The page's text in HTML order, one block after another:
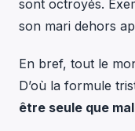
sont octroyés.
son mari dehors
En bref, tout le
D’où la formule
être seule que